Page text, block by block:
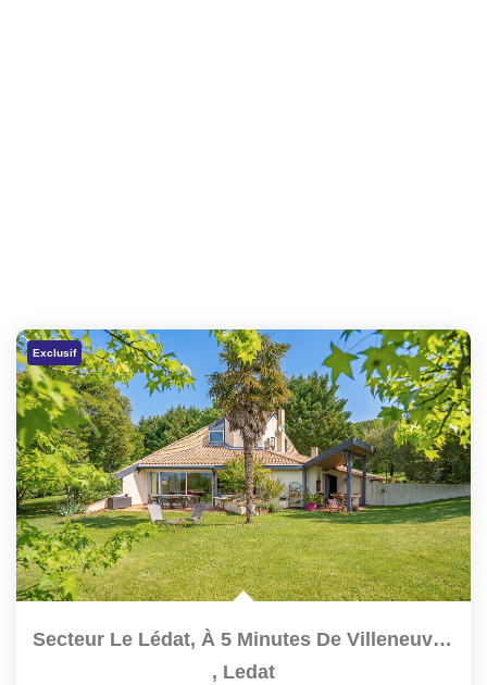
Exclusif
Secteur Le Lédat, À 5 Minutes De Villeneuve-Sur-Lot, En...
, Ledat